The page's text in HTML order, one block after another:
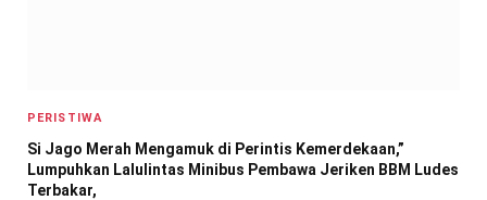
PERISTIWA
Si Jago Merah Mengamuk di Perintis Kemerdekaan,”
Lumpuhkan Lalulintas Minibus Pembawa Jeriken BBM Ludes
Terbakar,